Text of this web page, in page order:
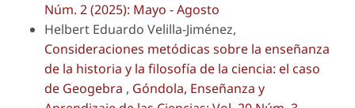
Núm. 2 (2025): Mayo - Agosto
Helbert Eduardo Velilla-Jiménez,
Consideraciones metódicas sobre la enseñanza
de la historia y la filosofía de la ciencia: el caso
de Geogebra , Góndola, Enseñanza y